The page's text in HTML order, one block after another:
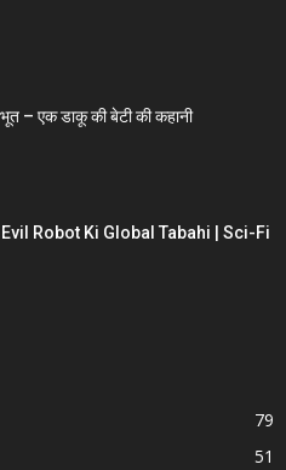
– एक डाकू की बेटी की कहानी
Robot Ki Global Tabahi | Sci-Fi
79
51